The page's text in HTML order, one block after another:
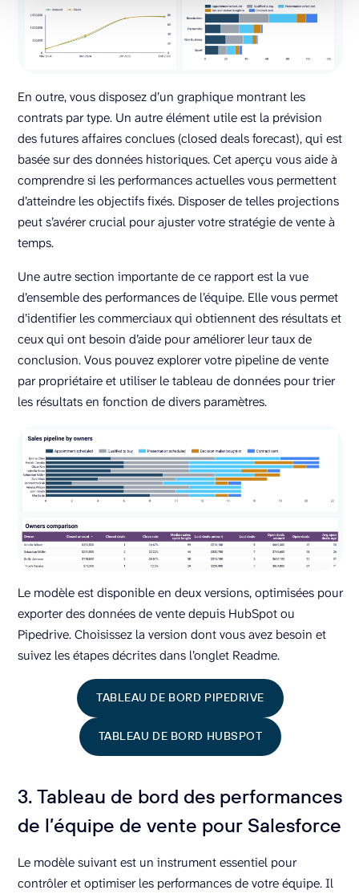
En outre, vous disposez d’un graphique montrant les
contrats par type. Un autre élément utile est la prévision
des futures affaires conclues (closed deals forecast), qui est
basée sur des données historiques. Cet aperçu vous aide à
comprendre si les performances actuelles vous permettent
d’atteindre les objectifs fixés. Disposer de telles projections
peut s’avérer crucial pour ajuster votre stratégie de vente à
temps.
Une autre section importante de ce rapport est la vue
d’ensemble des performances de l’équipe. Elle vous permet
d’identifier les commerciaux qui obtiennent des résultats et
ceux qui ont besoin d’aide pour améliorer leur taux de
conclusion. Vous pouvez explorer votre pipeline de vente
par propriétaire et utiliser le tableau de données pour trier
les résultats en fonction de divers paramètres.
Le modèle est disponible en deux versions, optimisées pour
exporter des données de vente depuis HubSpot ou
Pipedrive. Choisissez la version dont vous avez besoin et
suivez les étapes décrites dans l’onglet Readme.
TABLEAU DE BORD PIPEDRIVE
TABLEAU DE BORD HUBSPOT
3. Tableau de bord des performances
de l’équipe de vente pour Salesforce
Le modèle suivant est un instrument essentiel pour
contrôler et optimiser les performances de votre équipe. Il